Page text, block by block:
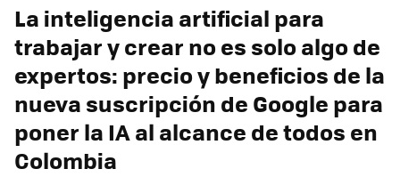
La inteligencia artificial para
trabajar y crear no es solo algo de
expertos: precio y beneficios de la
nueva suscripción de Google para
poner la IA al alcance de todos en
Colombia